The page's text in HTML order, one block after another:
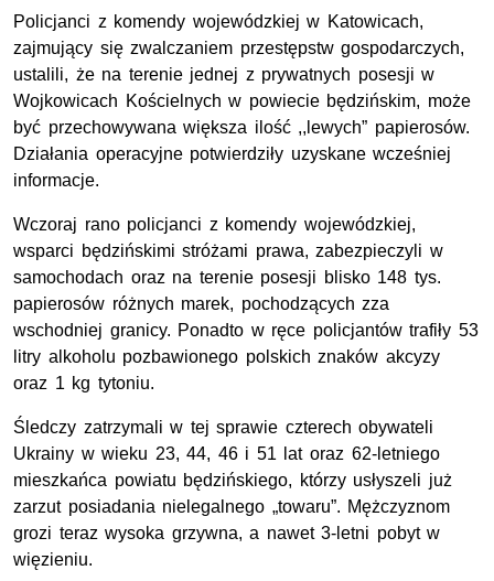
Policjanci z komendy wojewódzkiej w Katowicach,
zajmujący się zwalczaniem przestępstw gospodarczych,
ustalili, że na terenie jednej z prywatnych posesji w
Wojkowicach Kościelnych w powiecie będzińskim, może
być przechowywana większa ilość ,,lewych” papierosów.
Działania operacyjne potwierdziły uzyskane wcześniej
informacje.
Wczoraj rano policjanci z komendy wojewódzkiej,
wsparci będzińskimi stróżami prawa, zabezpieczyli w
samochodach oraz na terenie posesji blisko 148 tys.
papierosów różnych marek, pochodzących zza
wschodniej granicy. Ponadto w ręce policjantów trafiły 53
litry alkoholu pozbawionego polskich znaków akcyzy
oraz 1 kg tytoniu.
Śledczy zatrzymali w tej sprawie czterech obywateli
Ukrainy w wieku 23, 44, 46 i 51 lat oraz 62-letniego
mieszkańca powiatu będzińskiego, którzy usłyszeli już
zarzut posiadania nielegalnego „towaru”. Mężczyznom
grozi teraz wysoka grzywna, a nawet 3-letni pobyt w
więzieniu.